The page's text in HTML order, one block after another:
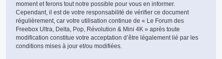
moment et ferons tout notre possible pour vous en informer.
Cependant, il est de votre responsabilité de vérifier ce document
régulièrement, car votre utilisation continue de « Le Forum des
Freebox Ultra, Delta, Pop, Révolution & Mini 4K » après toute
modification constitue votre acceptation d’être légalement lié par les
conditions mises à jour et/ou modifiées.